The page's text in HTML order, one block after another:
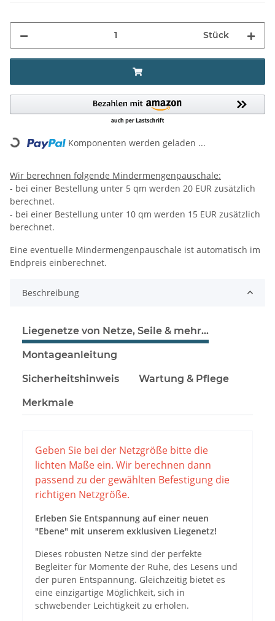
Stück
Komponenten werden geladen ...
Wir berechnen folgende Mindermengenpauschale:
- bei einer Bestellung unter 5 qm werden 20 EUR zusätzlich
berechnet.
- bei einer Bestellung unter 10 qm werden 15 EUR zusätzlich
berechnet.
Eine eventuelle Mindermengenpauschale ist automatisch im
Endpreis einberechnet.
Beschreibung
Liegenetze von Netze, Seile & mehr...
Montageanleitung
Sicherheitshinweis Wartung & Pflege
Merkmale
Geben Sie bei der Netzgröße bitte die
lichten Maße ein. Wir berechnen dann
passend zu der gewählten Befestigung die
richtigen Netzgröße.
Erleben Sie Entspannung auf einer neuen
"Ebene" mit unserem exklusiven Liegenetz!
Dieses robusten Netze sind der perfekte
Begleiter für Momente der Ruhe, des Lesens und
der puren Entspannung. Gleichzeitig bietet es
eine einzigartige Möglichkeit, sich in
schwebender Leichtigkeit zu erholen.